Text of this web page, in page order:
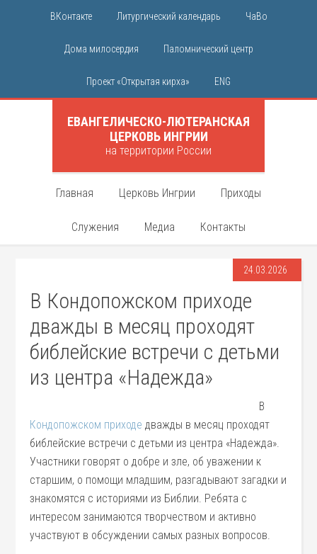
ВКонтакте Литургический календарь ЧаВо
Дома милосердия Паломнический центр
Проект «Открытая кирха» ENG
ЕВАНГЕЛИЧЕСКО-ЛЮТЕРАНСКАЯ
ЦЕРКОВЬ ИНГРИИ
на территории России
Главная Церковь Ингрии Приходы
Служения Медиа Контакты
24.03.2026
В Кондопожском приходе
дважды в месяц проходят
библейские встречи с детьми
из центра «Надежда»
В
Кондопожском приходе дважды в месяц проходят
библейские встречи с детьми из центра «Надежда».
Участники говорят о добре и зле, об уважении к
старшим, о помощи младшим, разгадывают загадки и
знакомятся с историями из Библии. Ребята с
интересом занимаются творчеством и активно
участвуют в обсуждении самых разных вопросов.